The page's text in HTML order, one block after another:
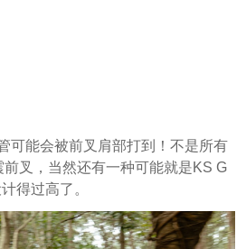
可能会被前叉肩部打到！不是所有
叉，当然还有一种可能就是KS G
得过高了。